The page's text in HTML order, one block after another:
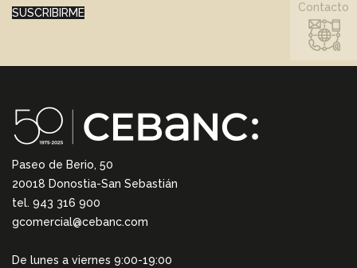
SUSCRIBIRME
Paseo de Berio, 50
20018 Donostia-San Sebastián
tel. 943 316 900
gcomercial@cebanc.com
De lunes a viernes 9:00-19:00
Contacto